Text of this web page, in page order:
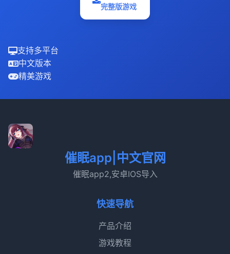
完整版游戏
支持多平台
中文版本
精美游戏
催眠app|中文官网
催眠app2,安卓IOS导入
快速导航
产品介绍
游戏教程